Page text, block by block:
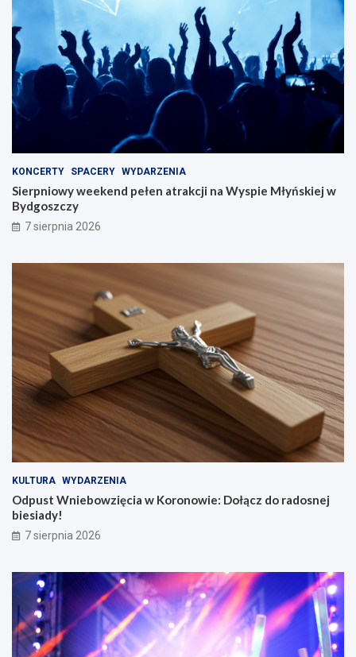
KONCERTY SPACERY WYDARZENIA
Sierpniowy weekend pełen atrakcji na Wyspie Młyńskiej w
Bydgoszczy
7 sierpnia 2026
KULTURA WYDARZENIA
Odpust Wniebowzięcia w Koronowie: Dołącz do radosnej
biesiady!
7 sierpnia 2026